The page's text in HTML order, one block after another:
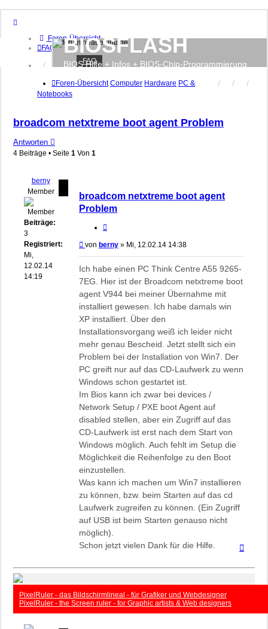
Foren-Übersicht
FAQ
Anmelden
BIOSFLASH
BIOS Hilfe + Infos + BIOS-Chip-Programmierung
FAQ
Foren-Übersicht Computer Hardware PC &
Notebooks
broadcom netxtreme boot agent Problem
Antworten
4 Beiträge • Seite 1 Von 1
berny
Member
Beiträge:
3
Registriert:
Mi,
12.02.14
14:19
broadcom netxtreme boot agent
Problem
Beitrag
von berny » Mi, 12.02.14 14:38
Ich habe einen PC Think Centre A55 9265-
7EG. Hier ist der Broadcom netxtreme boot
agent V944 bei meiner Übernahme mit
installiert gewesen. Ich habe damals win
XP installiert. Über den
Installationsvorgang weiß ich leider nicht
mehr genau Bescheid. Jetzt stellt sich ein
Problem bei der Installation von Win7. Der
PC greift nur auf das CD-Laufwerk zu wenn
Windows schon gestartet ist.
Im Bios kann ich zwar bei devices /
Network Setup / PXE boot Agent auf
disabled stellen, aber ein Zugriff auf das
CD-Laufwerk ist erst nach dem Start von
Windows möglich. Auch fehlt im Setup die
Möglichkeit die Reihenfolge zu den Boot
einzustellen.
Was kann ich machen um Win7 installieren
zu können, bzw. beim Starten auf das cd
Laufwerk zugreifen zu können. (Ein Zugriff
auf USB ist beim Starten genauso nicht
möglich).
Schon jetzt vielen Dank für die Hilfe.
PixelRuler - das Bildschirmlineal - für Grafiker und Webdesigner
PixelRuler - the Screen ruler - for Graphic artists & Web designers